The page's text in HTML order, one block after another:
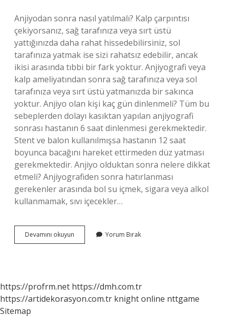
Anjiyodan sonra nasıl yatılmalı? Kalp çarpıntısı
çekiyorsanız, sağ tarafınıza veya sırt üstü
yattığınızda daha rahat hissedebilirsiniz, sol
tarafınıza yatmak ise sizi rahatsız edebilir, ancak
ikisi arasında tıbbi bir fark yoktur. Anjiyografi veya
kalp ameliyatından sonra sağ tarafınıza veya sol
tarafınıza veya sırt üstü yatmanızda bir sakınca
yoktur. Anjiyo olan kişi kaç gün dinlenmeli? Tüm bu
sebeplerden dolayı kasıktan yapılan anjiyografi
sonrası hastanın 6 saat dinlenmesi gerekmektedir.
Stent ve balon kullanılmışsa hastanın 12 saat
boyunca bacağını hareket ettirmeden düz yatması
gerekmektedir. Anjiyo olduktan sonra nelere dikkat
etmeli? Anjiyografiden sonra hatırlanması
gerekenler arasında bol su içmek, sigara veya alkol
kullanmamak, sıvı içecekler…
Devamını okuyun
Sonrası
Yorum Bırak
https://profrm.net https://dmh.com.tr
https://artidekorasyon.com.tr knight online nttgame
Sitemap